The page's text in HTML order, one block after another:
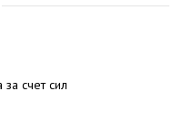
счет сил